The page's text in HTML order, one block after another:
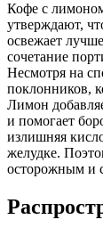
Кофе с
утверждают,
освежает
сочетание
Несмотря на
поклонников,
Лимон
и помогает
излишняя
желудке.
осторожным и